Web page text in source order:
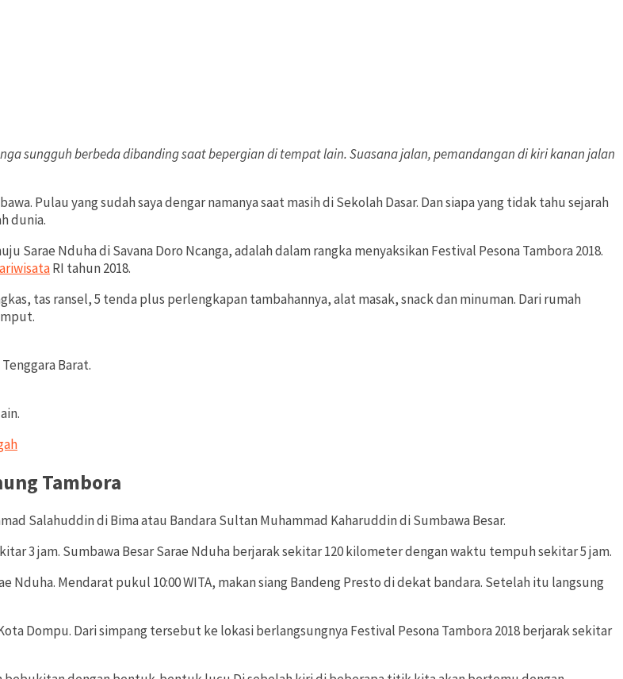
sungguh berbeda dibanding saat bepergian di tempat lain. Suasana jalan, pemandangan di kiri kanan jalan
Pulau yang sudah saya dengar namanya saat masih di Sekolah Dasar. Dan siapa yang tidak tahu sejarah
dunia.
Sarae Nduha di Savana Doro Ncanga, adalah dalam rangka menyaksikan Festival Pesona Tambora 2018.
RI tahun 2018.
tas ransel, 5 tenda plus perlengkapan tambahannya, alat masak, snack dan minuman. Dari rumah
Barat.
Tambora
Salahuddin di Bima atau Bandara Sultan Muhammad Kaharuddin di Sumbawa Besar.
3 jam. Sumbawa Besar Sarae Nduha berjarak sekitar 120 kilometer dengan waktu tempuh sekitar 5 jam.
Nduha. Mendarat pukul 10:00 WITA, makan siang Bandeng Presto di dekat bandara. Setelah itu langsung
Dompu. Dari simpang tersebut ke lokasi berlangsungnya Festival Pesona Tambora 2018 berjarak sekitar